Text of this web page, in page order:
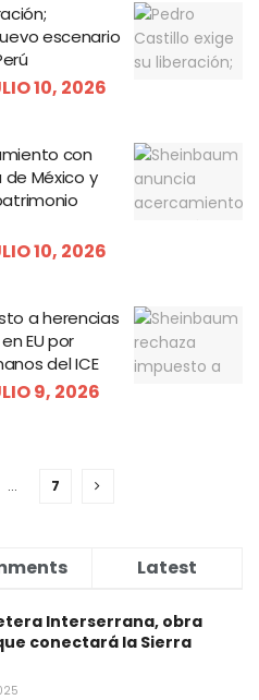
escenario
10, 2026
con
México y
10, 2026
a herencias
EU por
del ICE
9, 2026
… 7
Latest
Interserrana, obra
conectará la Sierra